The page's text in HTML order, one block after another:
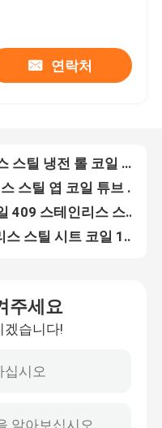
연락처
TP304 1 인치 스테인리스 스틸 냉전 롤 코일 튜브 A269 A213 표준 닦은
AISI 430SS 고온 롤 스테인리스 스틸 엽 코일 NO.1 BA 표면 완화
고온 롤 2205 스테인리스 스틸 슬리트 코일 4mm 6mm 8mm 1000-2000mm
열 처리 된 304L 스테인리스 스틸 시트 코일 스트립 3mm-20mm ODM
주세요
겠습니다!